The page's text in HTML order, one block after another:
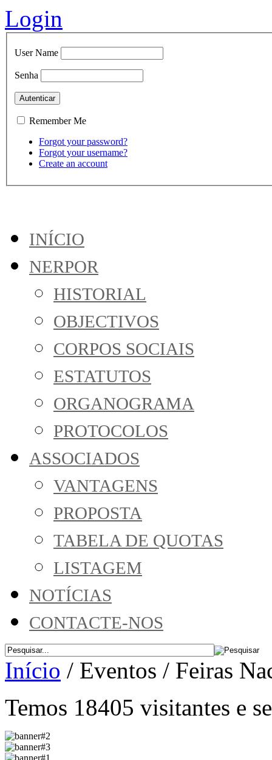
Login
User Name
Senha
Remember Me
Forgot your password?
Forgot your username?
Create an account
INÍCIO
NERPOR
HISTORIAL
OBJECTIVOS
CORPOS SOCIAIS
ESTATUTOS
ORGANOGRAMA
PROTOCOLOS
ASSOCIADOS
VANTAGENS
PROPOSTA
TABELA DE QUOTAS
LISTAGEM
NOTÍCIAS
CONTACTE-NOS
Início / Eventos / Feiras
Temos 18405 visitantes e